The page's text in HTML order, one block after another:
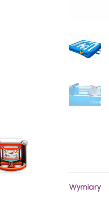
Wymiary